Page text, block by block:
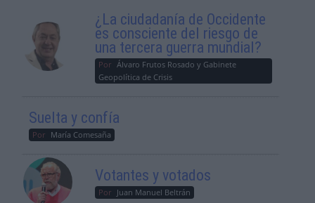
¿La ciudadanía de Occidente
es consciente del riesgo de
una tercera guerra mundial?
Por Álvaro Frutos Rosado y Gabinete
Geopolítica de Crisis
Suelta y confía
Por María Comesaña
Votantes y votados
Por Juan Manuel Beltrán